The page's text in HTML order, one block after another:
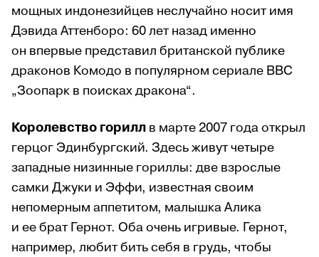
мощных индонезийцев неслучайно носит имя
Дэвида Аттенборо: 60 лет назад именно
он впервые представил британской публике
драконов Комодо в популярном сериале BBC
„Зоопарк в поисках дракона“.
Королевство горилл в марте 2007 года открыл
герцог Эдинбургский. Здесь живут четыре
западные низинные гориллы: две взрослые
самки Джуки и Эффи, известная своим
непомерным аппетитом, малышка Алика
и ее брат Гернот. Оба очень игривые. Гернот,
например, любит бить себя в грудь, чтобы